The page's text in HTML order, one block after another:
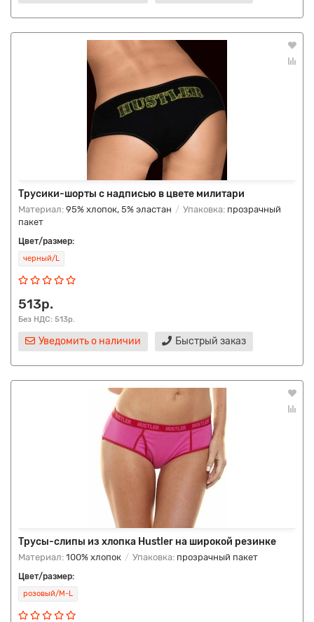
Трусики-шорты с надписью в цвете милитари
Материал: 95% хлопок, 5% эластан Упаковка: прозрачный
пакет
Цвет/размер:
черный/L
513р.
Без НДС: 513р.
Уведомить о наличии Быстрый заказ
Трусы-слипы из хлопка Hustler на широкой резинке
Материал: 100% хлопок Упаковка: прозрачный пакет
Цвет/размер:
розовый/M-L